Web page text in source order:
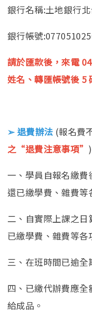
銀行名稱:土地銀行
銀行帳號
請於匯款後，來電
姓名、轉匯帳號後 5
➢ 退費辦法 (報名費
之“退費注意事項”
一、學員自報名繳
還已繳學費、雜費等
二、自實際上課之
已繳學費、雜費等各
三、在班時間已逾全
四、已繳代辦費應
給成品。